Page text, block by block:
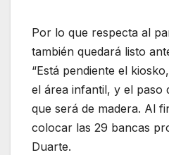
Por lo que respecta al
también quedará listo
“Está pendiente el
el área infantil, y el paso
que será de madera. Al
colocar las 29 bancas
Duarte.